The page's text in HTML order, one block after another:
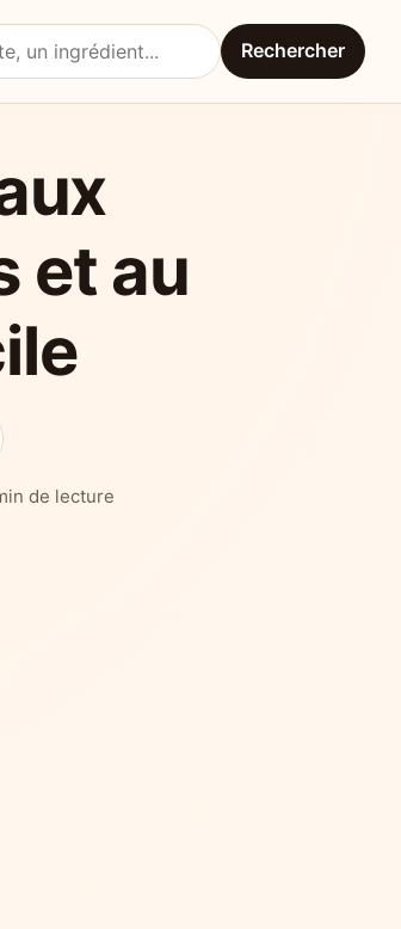
Rechercher
et au
de lecture